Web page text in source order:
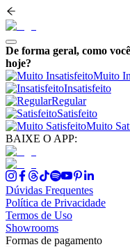
De forma geral, como
hoje?
Muito
Insatisfeito
Regular
Satisfeito
Muito
BAIXE O APP:
Dúvidas Frequentes
Política de Privacidade
Termos de Uso
Showrooms
Formas de pagamento